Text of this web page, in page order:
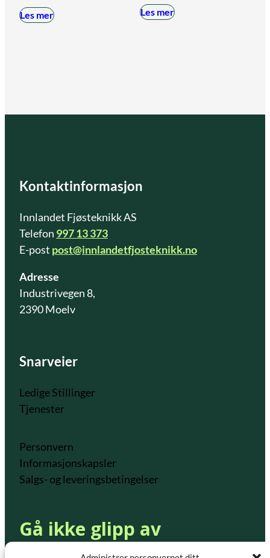
Les mer Les mer
Kontaktinformasjon
Innlandet Fjøsteknikk AS
Telefon 997 13 373
E-post post@innlandetfjosteknikk.no
Adresse
Industrivegen 8,
2390 Moelv
Snarveier
Ledige Stillinger
Tjenester
Personvern
Informasjonskapsler
Salgs- og leveringsbetingelser
Gå ikke glipp av